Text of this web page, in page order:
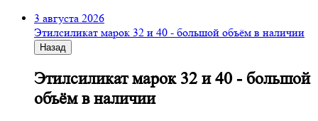
3 августа 2026
Этилсиликат марок 32 и 40 - большой объём в наличии
Назад
Этилсиликат марок 32 и 40 - большой
объём в наличии